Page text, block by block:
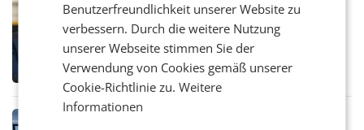
APA-Comm-Ranking: Christian
Stocker mit höchster Medienpräsenz
im Juli
Das APA-Comm-Politik-Ranking untersucht
monatlich die Berichterstattung von zwölf
österreichischen Tageszeitungen und
analysiert, welche Politikerinnen und
Politiker Österreichs die
Benutzerfreundlichkeit unserer Website zu
verbessern. Durch die weitere Nutzung
unserer Webseite stimmen Sie der
Verwendung von Cookies gemäß unserer
Cookie-Richtlinie zu.Weitere
Informationen